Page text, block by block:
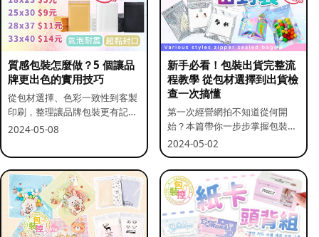
質感包裝怎麼做？5 個讓品
牌更出色的實用技巧
從包材選擇、色彩一致性到客製
印刷，整理讓品牌包裝更有記憶
點的實用做法。
2024-05-08
新手必看！包裝出貨完整流
程教學 從包材選擇到出貨檢
查一次搞懂
第一次經營網拍不知道從何開
始？本篇帶你一步步掌握包裝流
程與出貨前檢查重點。
2024-05-02